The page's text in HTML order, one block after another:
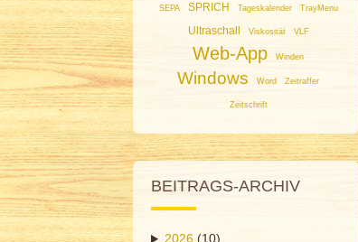
SEPA SPRICH Tageskalender TrayMenu
Ultraschall Viskosität VLF
Web-App Winden
Windows Word Zeitraffer
Zeitschrift
BEITRAGS-ARCHIV
2026 (10)